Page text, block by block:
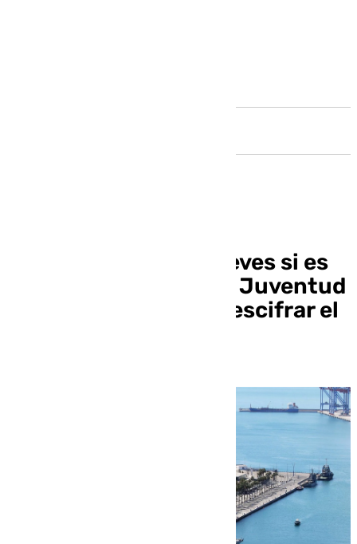
Málaga sabrá este jueves si es
Capital Europea de la Juventud
2027: un sello para descifrar el